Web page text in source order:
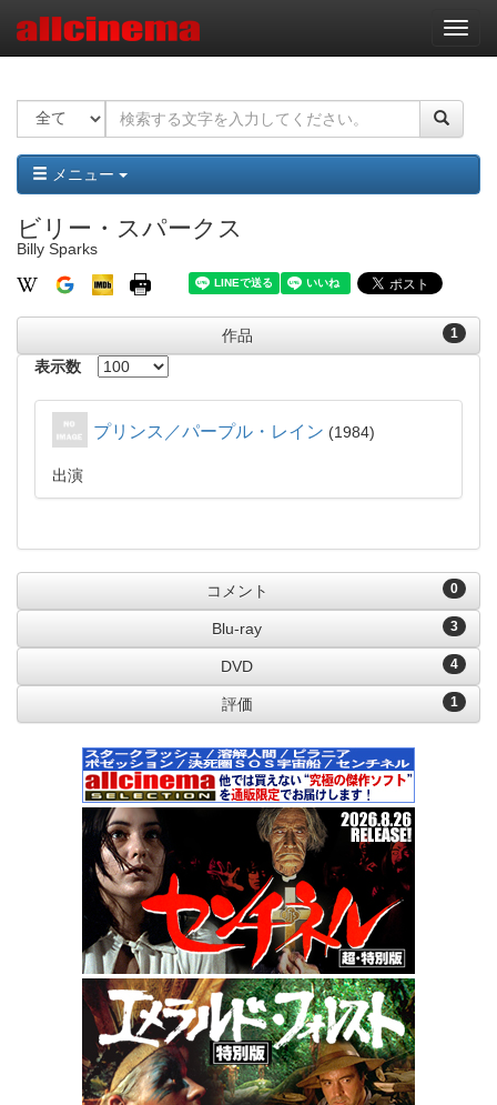
ナ
ビ
ー
ョ
ン
メニュー
ビリー・スパークス
Billy Sparks
1
作品
表示数
プリンス／パープル・レイン 1984
出演
0
コメント
3
Blu-ray
4
DVD
1
評価